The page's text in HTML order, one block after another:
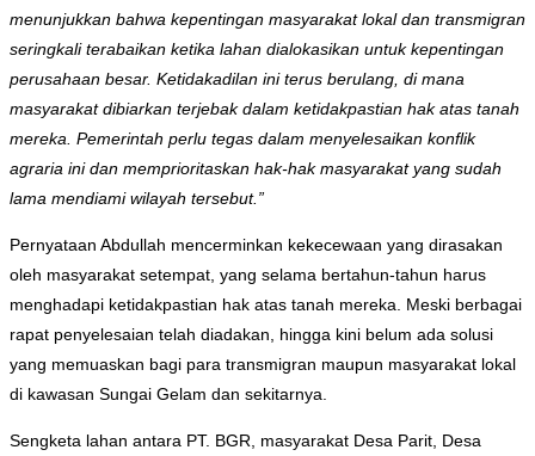
menunjukkan bahwa kepentingan masyarakat lokal dan transmigran
seringkali terabaikan ketika lahan dialokasikan untuk kepentingan
perusahaan besar. Ketidakadilan ini terus berulang, di mana
masyarakat dibiarkan terjebak dalam ketidakpastian hak atas tanah
mereka. Pemerintah perlu tegas dalam menyelesaikan konflik
agraria ini dan memprioritaskan hak-hak masyarakat yang sudah
lama mendiami wilayah tersebut.”
Pernyataan Abdullah mencerminkan kekecewaan yang dirasakan
oleh masyarakat setempat, yang selama bertahun-tahun harus
menghadapi ketidakpastian hak atas tanah mereka. Meski berbagai
rapat penyelesaian telah diadakan, hingga kini belum ada solusi
yang memuaskan bagi para transmigran maupun masyarakat lokal
di kawasan Sungai Gelam dan sekitarnya.
Sengketa lahan antara PT. BGR, masyarakat Desa Parit, Desa